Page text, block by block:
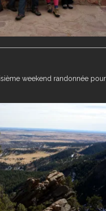
weekend randonnée